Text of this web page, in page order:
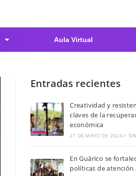
Aula Virtual
Entradas recientes
Creatividad y
claves de la
económica
21 DE MAYO DE 2024 /
En Guárico se
políticas de atención